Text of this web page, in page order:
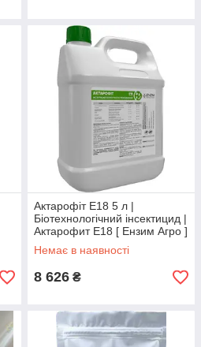
Актарофіт Е18 5 л |
Біотехнологічний інсектицид |
Актарофит Е18 [ Ензим Агро ]
Немає в наявності
8 626 ₴